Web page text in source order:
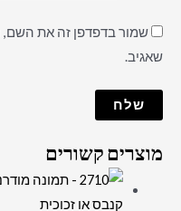
שמור בדפדפן זה את השם,
שאגיב.
מוצרים קשורים